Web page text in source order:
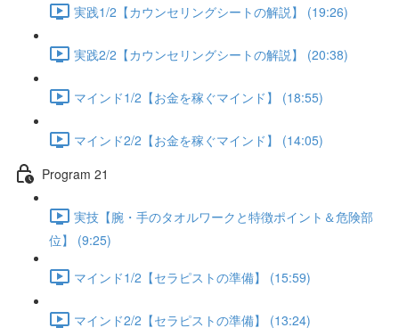
実践1/2【カウンセリングシートの解説】 (19:26)
実践2/2【カウンセリングシートの解説】 (20:38)
マインド1/2【お金を稼ぐマインド】 (18:55)
マインド2/2【お金を稼ぐマインド】 (14:05)
Program 21
実技【腕・手のタオルワークと特徴ポイント＆危険部
位】 (9:25)
マインド1/2【セラピストの準備】 (15:59)
マインド2/2【セラピストの準備】 (13:24)